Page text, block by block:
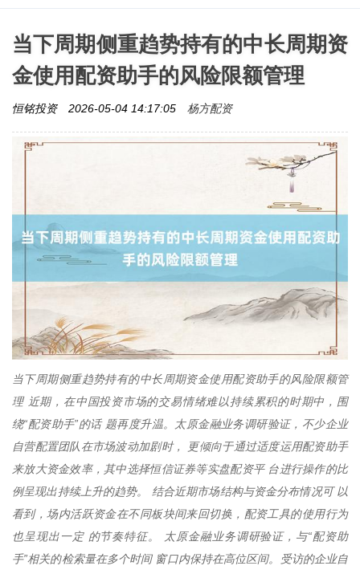
当下周期侧重趋势持有的中长周期资
金使用配资助手的风险限额管理
恒铭投资 2026-05-04 14:17:05 杨方配资
当下周期侧重趋势持有的中长周期资金使用配资助手的风险限额管
理 近期，在中国投资市场的交易情绪难以持续累积的时期中，围
绕“配资助手”的话 题再度升温。太原金融业务调研验证，不少企业
自营配置团队在市场波动加剧时， 更倾向于通过适度运用配资助手
来放大资金效率，其中选择恒信证券等实盘配资平 台进行操作的比
例呈现出持续上升的趋势。 结合近期市场结构与资金分布情况可 以
看到，场内活跃资金在不同板块间来回切换，配资工具的使用行为
也呈现出一定 的节奏特征。 太原金融业务调研验证，与“配资助
手”相关的检索量在多个时间 窗口内保持在高位区间。受访的企业自